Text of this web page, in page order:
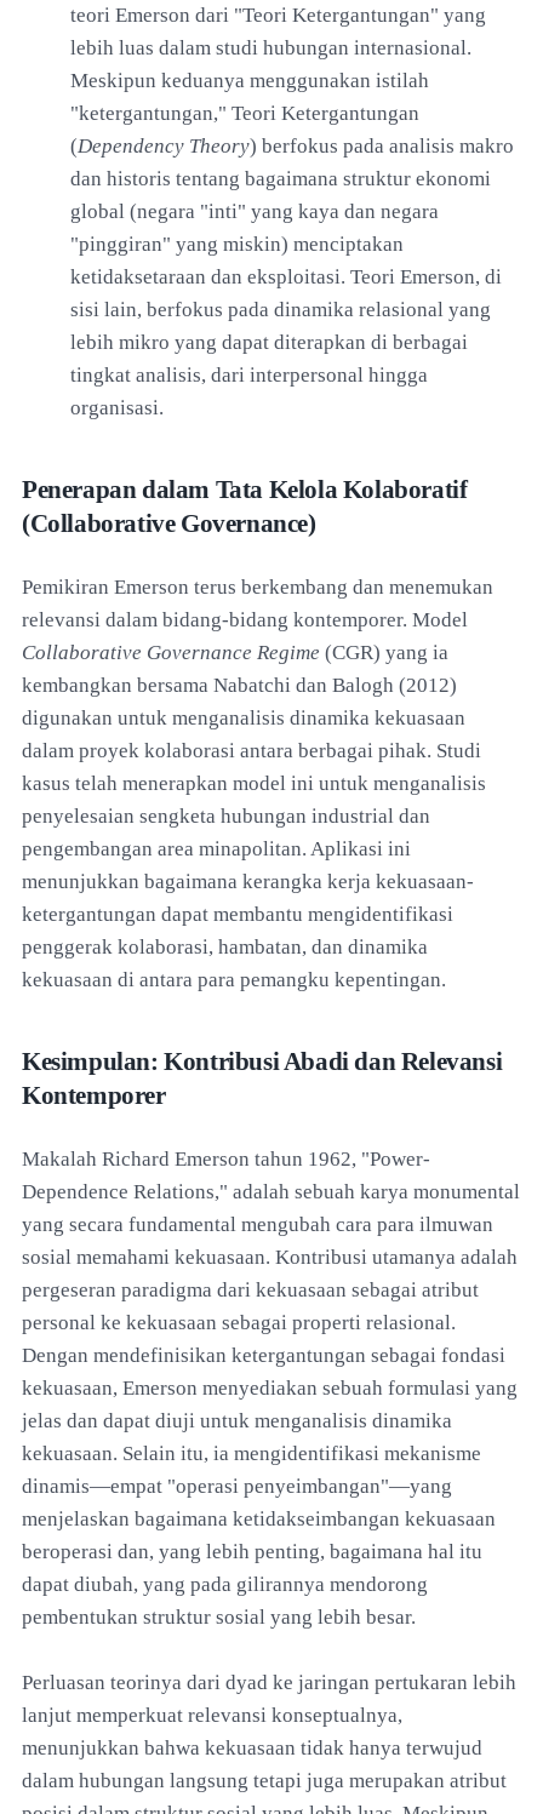
teori Emerson dari "Teori Ketergantungan" yang
lebih luas dalam studi hubungan internasional.
Meskipun keduanya menggunakan istilah
"ketergantungan," Teori Ketergantungan
(Dependency Theory) berfokus pada analisis makro
dan historis tentang bagaimana struktur ekonomi
global (negara "inti" yang kaya dan negara
"pinggiran" yang miskin) menciptakan
ketidaksetaraan dan eksploitasi. Teori Emerson, di
sisi lain, berfokus pada dinamika relasional yang
lebih mikro yang dapat diterapkan di berbagai
tingkat analisis, dari interpersonal hingga
organisasi.
Penerapan dalam Tata Kelola Kolaboratif
(Collaborative Governance)
Pemikiran Emerson terus berkembang dan menemukan
relevansi dalam bidang-bidang kontemporer. Model
Collaborative Governance Regime (CGR) yang ia
kembangkan bersama Nabatchi dan Balogh (2012)
digunakan untuk menganalisis dinamika kekuasaan
dalam proyek kolaborasi antara berbagai pihak. Studi
kasus telah menerapkan model ini untuk menganalisis
penyelesaian sengketa hubungan industrial dan
pengembangan area minapolitan. Aplikasi ini
menunjukkan bagaimana kerangka kerja kekuasaan-
ketergantungan dapat membantu mengidentifikasi
penggerak kolaborasi, hambatan, dan dinamika
kekuasaan di antara para pemangku kepentingan.
Kesimpulan: Kontribusi Abadi dan Relevansi
Kontemporer
Makalah Richard Emerson tahun 1962, "Power-
Dependence Relations," adalah sebuah karya monumental
yang secara fundamental mengubah cara para ilmuwan
sosial memahami kekuasaan. Kontribusi utamanya adalah
pergeseran paradigma dari kekuasaan sebagai atribut
personal ke kekuasaan sebagai properti relasional.
Dengan mendefinisikan ketergantungan sebagai fondasi
kekuasaan, Emerson menyediakan sebuah formulasi yang
jelas dan dapat diuji untuk menganalisis dinamika
kekuasaan. Selain itu, ia mengidentifikasi mekanisme
dinamis—empat "operasi penyeimbangan"—yang
menjelaskan bagaimana ketidakseimbangan kekuasaan
beroperasi dan, yang lebih penting, bagaimana hal itu
dapat diubah, yang pada gilirannya mendorong
pembentukan struktur sosial yang lebih besar.
Perluasan teorinya dari dyad ke jaringan pertukaran lebih
lanjut memperkuat relevansi konseptualnya,
menunjukkan bahwa kekuasaan tidak hanya terwujud
dalam hubungan langsung tetapi juga merupakan atribut